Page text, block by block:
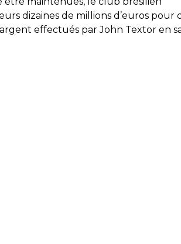
dizaines de millions d’euros pour
effectués par John Textor en